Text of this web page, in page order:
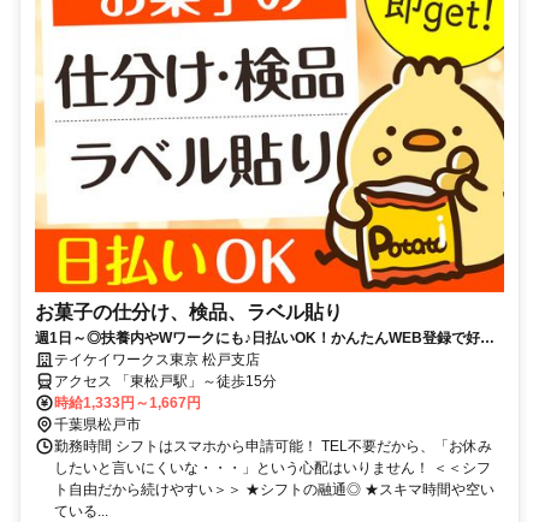
お菓子の仕分け、検品、ラベル貼り
週1日～◎扶養内やWワークにも♪日払いOK！かんたんWEB登録で好き
な時に働ける！
テイケイワークス東京 松戸支店
アクセス 「東松戸駅」～徒歩15分
時給1,333円～1,667円
千葉県松戸市
勤務時間 シフトはスマホから申請可能！ TEL不要だから、「お休み
したいと言いにくいな・・・」という心配はいりません！ ＜＜シフ
ト自由だから続けやすい＞＞ ★シフトの融通◎ ★スキマ時間や空い
ている...